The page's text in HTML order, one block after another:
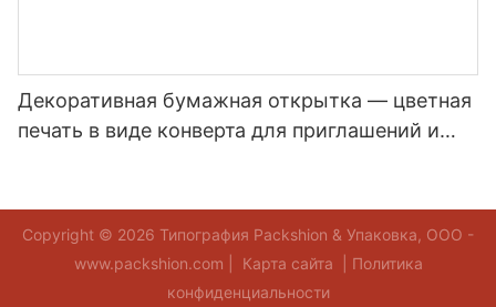
Декоративная бумажная открытка — цветная
печать в виде конверта для приглашений и
Copyright © 2026 Типография Packshion & Упаковка, ООО -
www.packshion.com |
Карта сайта
Политика
конфиденциальности